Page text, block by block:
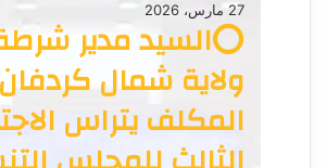
27 مارس، 2026
⭕السيد مدير
ولاية شمال كردفان
المكلف يتراس